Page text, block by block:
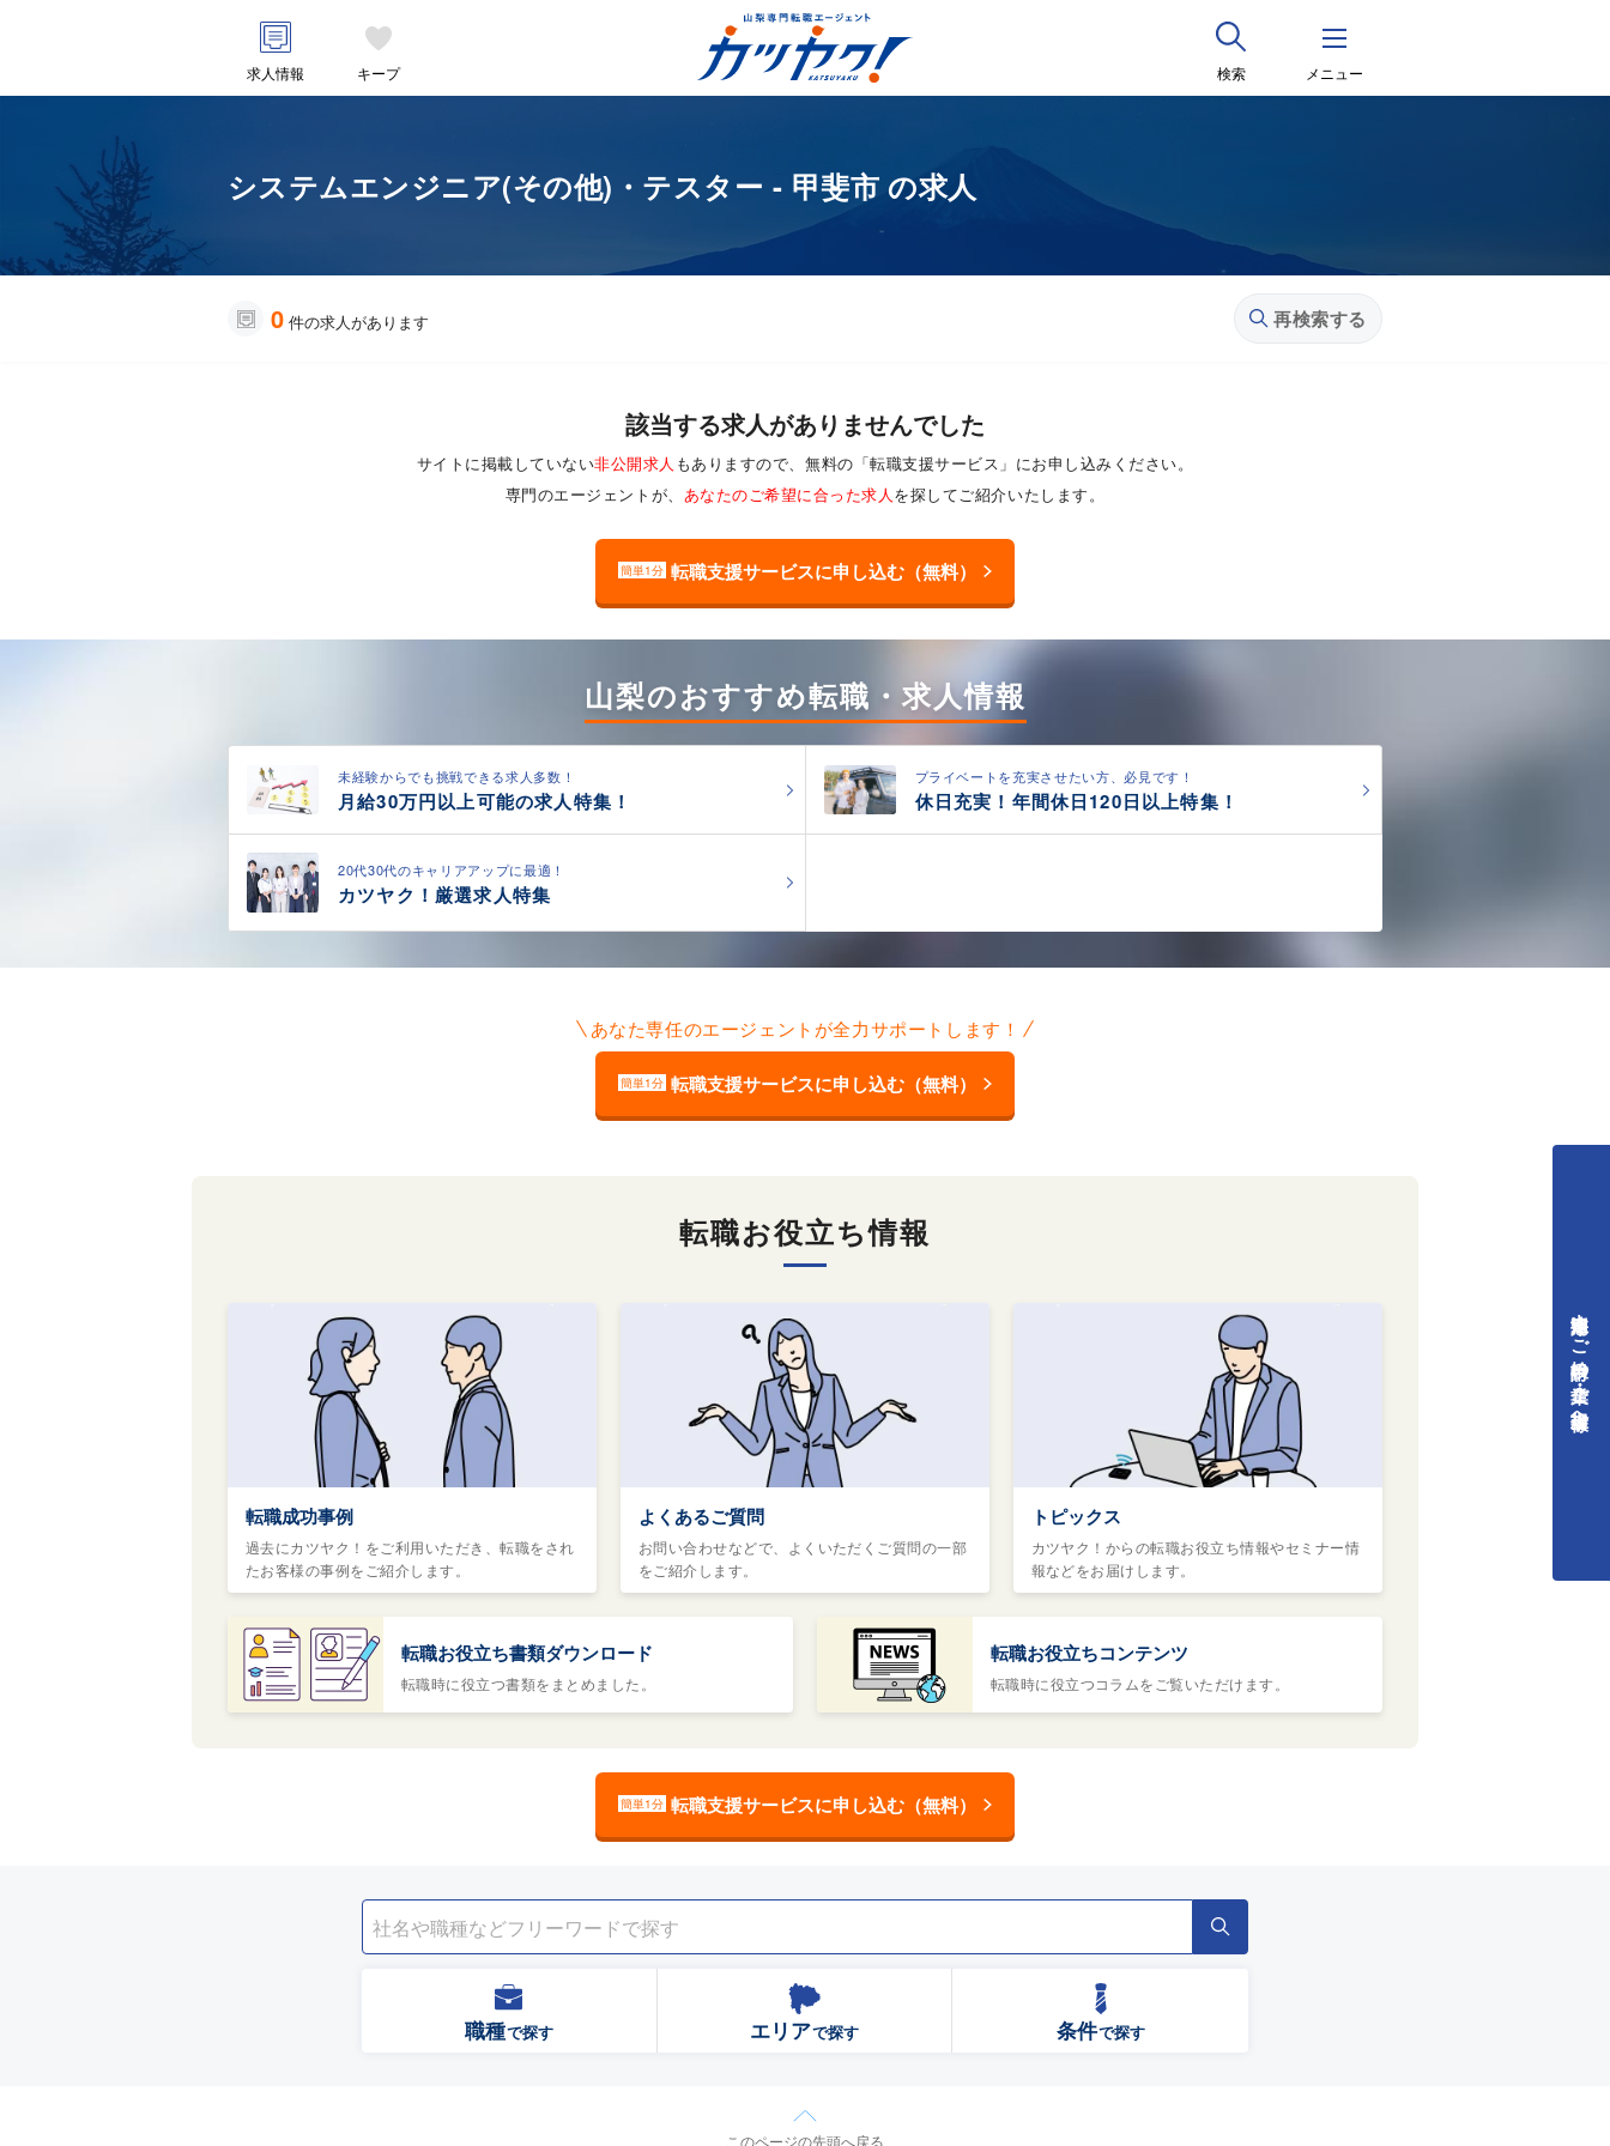
求人情報 キープ 検索 メニュー
システムエンジニア(その他)・テスター - 甲斐市 の求人
0 件の求人があります 再検索する
該当する求人がありませんでした
サイトに掲載していない非公開求人 もありますので、無料の「転職支援サービス」にお申し込みください。
専門のエージェントが、 あなたのご希望に合った求人を探してご紹介いたします。
簡単1分 転職支援サービスに申し込む（無料）
山梨のおすすめ転職・求人情報
未経験からでも挑戦できる求人多数！
月給30万円以上可能の求人特集！
プライベートを充実させたい方、必見です！
休日充実！年間休日120日以上特集！
20代30代のキャリアアップに最適！
カツヤク！厳選求人特集
あなた専任のエージェントが全力サポートします！
簡単1分 転職支援サービスに申し込む（無料）
転職お役立ち情報
転職成功事例
過去にカツヤク！をご利用いただき、転職をされ
たお客様の事例をご紹介します。
よくあるご質問
お問い合わせなどで、よくいただくご質問の一部
をご紹介します。
トピックス
カツヤク！からの転職お役立ち情報やセミナー情
報などをお届けします。
転職お役立ち書類ダウンロード
転職時に役立つ書類をまとめました。
転職お役立ちコンテンツ
転職時に役立つコラムをご覧いただけます。
簡単1分 転職支援サービスに申し込む（無料）
職種で探す エリアで探す 条件で探す
このページの先頭へ戻る
中途採用をご検討中の企業・ご担当者様へ